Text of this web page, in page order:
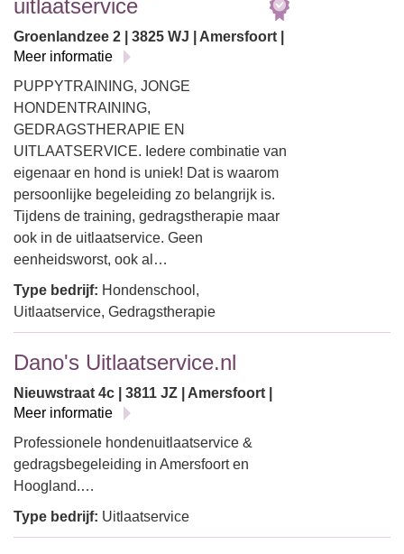
uitlaatservice
Groenlandzee 2 | 3825 WJ | Amersfoort |
Meer informatie
PUPPYTRAINING, JONGE
HONDENTRAINING,
GEDRAGSTHERAPIE EN
UITLAATSERVICE. Iedere combinatie van
eigenaar en hond is uniek! Dat is waarom
persoonlijke begeleiding zo belangrijk is.
Tijdens de training, gedragstherapie maar
ook in de uitlaatservice. Geen
eenheidsworst, ook al…
Type bedrijf: Hondenschool,
Uitlaatservice, Gedragstherapie
Dano's Uitlaatservice.nl
Nieuwstraat 4c | 3811 JZ | Amersfoort |
Meer informatie
Professionele hondenuitlaatservice &
gedragsbegeleiding in Amersfoort en
Hoogland.…
Type bedrijf: Uitlaatservice